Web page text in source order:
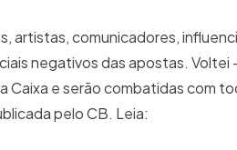
artistas, comunicadores,
negativos das apostas. Voltei
e serão combatidas com
pelo CB. Leia: